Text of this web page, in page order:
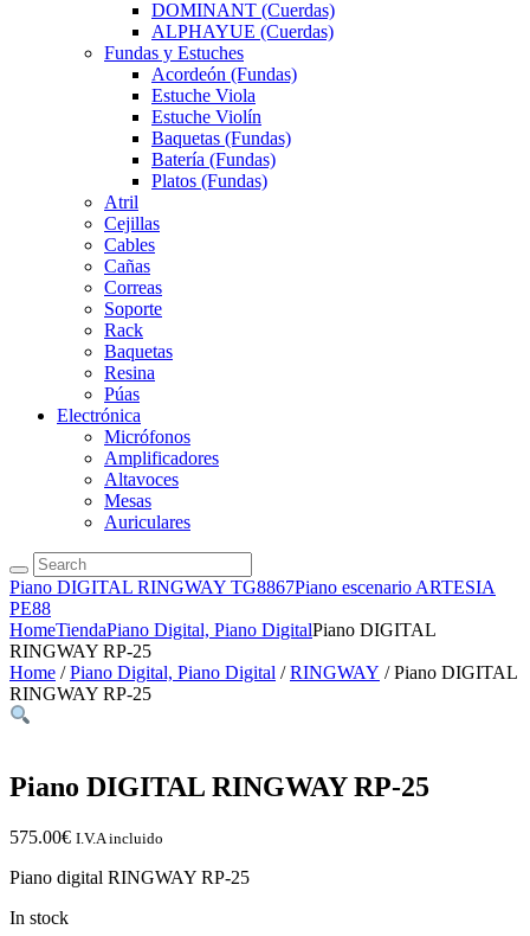
DOMINANT (Cuerdas)
ALPHAYUE (Cuerdas)
Fundas y Estuches
Acordeón (Fundas)
Estuche Viola
Estuche Violín
Baquetas (Fundas)
Batería (Fundas)
Platos (Fundas)
Atril
Cejillas
Cables
Cañas
Correas
Soporte
Rack
Baquetas
Resina
Púas
Electrónica
Micrófonos
Amplificadores
Altavoces
Mesas
Auriculares
Piano DIGITAL RINGWAY TG8867Piano escenario ARTESIA
PE88
HomeTiendaPiano Digital, Piano DigitalPiano DIGITAL
RINGWAY RP-25
Home /Piano Digital, Piano Digital /RINGWAY / Piano DIGITAL
RINGWAY RP-25
Piano DIGITAL RINGWAY RP-25
575.00€ I.V.A incluido
Piano digital RINGWAY RP-25
In stock